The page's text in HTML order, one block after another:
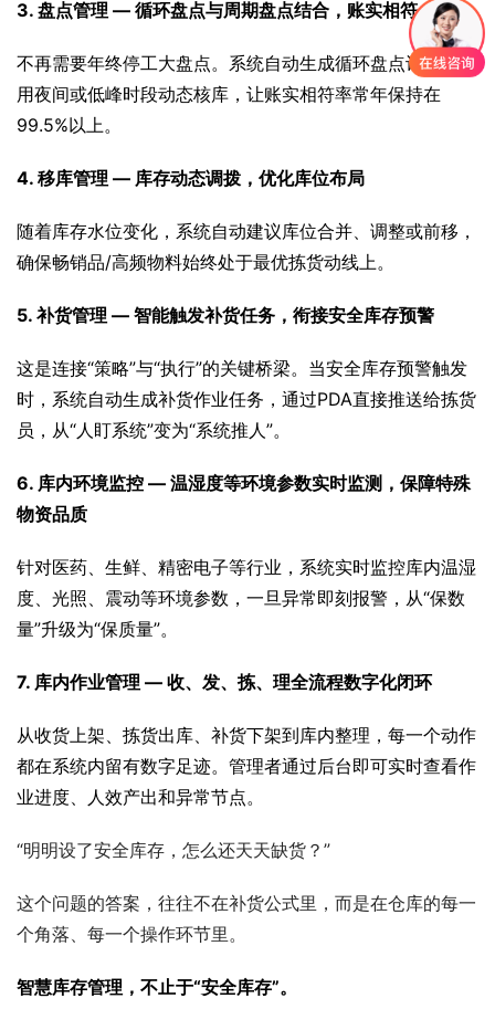
3. 盘点管理 — 循环盘点与周期盘点结合，账实相符
不再需要年终停工大盘点。系统自动生成循环盘点计划，利
用夜间或低峰时段动态核库，让账实相符率常年保持在
99.5%以上。
4. 移库管理 — 库存动态调拨，优化库位布局
随着库存水位变化，系统自动建议库位合并、调整或前移，
确保畅销品/高频物料始终处于最优拣货动线上。
5. 补货管理 — 智能触发补货任务，衔接安全库存预警
这是连接“策略”与“执行”的关键桥梁。当安全库存预警触发
时，系统自动生成补货作业任务，通过PDA直接推送给拣货
员，从“人盯系统”变为“系统推人”。
6. 库内环境监控 — 温湿度等环境参数实时监测，保障特殊
物资品质
针对医药、生鲜、精密电子等行业，系统实时监控库内温湿
度、光照、震动等环境参数，一旦异常即刻报警，从“保数
量”升级为“保质量”。
7. 库内作业管理 — 收、发、拣、理全流程数字化闭环
从收货上架、拣货出库、补货下架到库内整理，每一个动作
都在系统内留有数字足迹。管理者通过后台即可实时查看作
业进度、人效产出和异常节点。
“明明设了安全库存，怎么还天天缺货？”
这个问题的答案，往往不在补货公式里，而是在仓库的每一
个角落、每一个操作环节里。
智慧库存管理，不止于“安全库存”。